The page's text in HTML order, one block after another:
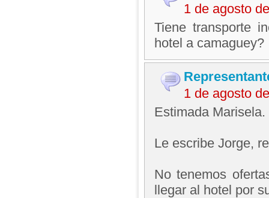
1 de agosto
Tiene transporte
hotel a camaguey?
1 de agosto
Estimada Marisela.
Le escribe Jorge,
No tenemos
llegar al hotel por